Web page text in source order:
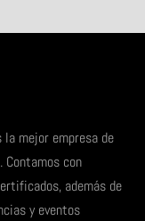
la mejor empresa de
Contamos con
además de
y eventos